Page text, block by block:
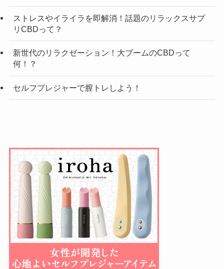
ストレスやイライラを即解消！話題のリラックスサプ
リCBDって？
新世代のリラクゼーション！大ブームのCBDって
何！？
セルフプレジャーで膣トレしよう！